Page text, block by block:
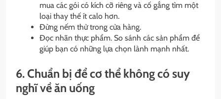
mua các gói có kích cỡ riêng và cố gắng tìm một
loại thay thế ít calo hơn.
Đừng nếm thử trong cửa hàng.
Đọc nhãn thực phẩm. So sánh các sản phẩm để
giúp bạn có những lựa chọn lành mạnh nhất.
6. Chuẩn bị để cơ thể không có suy
nghĩ về ăn uống